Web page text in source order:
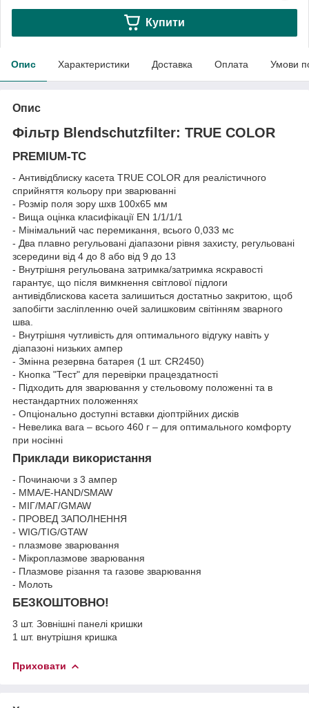
Купити
Опис Характеристики Доставка Оплата Умови
Опис
Фільтр Blendschutzfilter: TRUE COLOR
PREMIUM-TC
- Антивідблиску касета TRUE COLOR для реалістичного
сприйняття кольору при зварюванні
- Розмір поля зору шxв 100x65 мм
- Вища оцінка класифікації EN 1/1/1/1
- Мінімальний час перемикання, всього 0,033 мс
- Два плавно регульовані діапазони рівня захисту, регульовані
зсередини від 4 до 8 або від 9 до 13
- Внутрішня регульована затримка/затримка яскравості
гарантує, що після вимкнення світлової підлоги
антивідблискова касета залишиться достатньо закритою, щоб
запобігти засліпленню очей залишковим світінням зварного
шва.
- Внутрішня чутливість для оптимального відгуку навіть у
діапазоні низьких ампер
- Змінна резервна батарея (1 шт. CR2450)
- Кнопка "Тест" для перевірки працездатності
- Підходить для зварювання у стельовому положенні та в
нестандартних положеннях
- Опціонально доступні вставки діоптрійних дисків
- Невелика вага – всього 460 г – для оптимального комфорту
при носінні
Приклади використання
- Починаючи з 3 ампер
- ММА/E-HAND/SMAW
- МІГ/МАГ/GMAW
- ПРОВЕД ЗАПОЛНЕННЯ
- WIG/TIG/GTAW
- плазмове зварювання
- Мікроплазмове зварювання
- Плазмове різання та газове зварювання
- Молоть
БЕЗКОШТОВНО!
3 шт. Зовнішні панелі кришки
1 шт. внутрішня кришка
Приховати